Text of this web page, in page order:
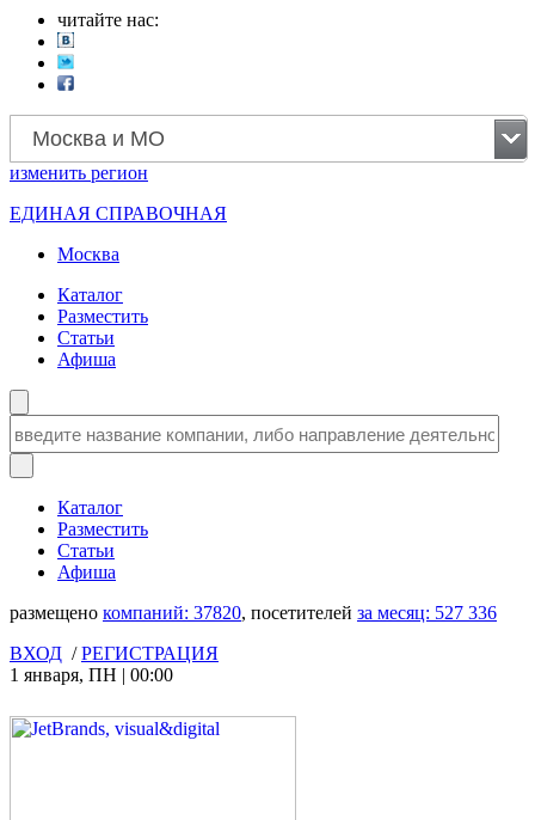
читайте нас:
Москва и МО
изменить регион
ЕДИНАЯ СПРАВОЧНАЯ
Москва
Каталог
Разместить
Статьи
Афиша
Каталог
Разместить
Статьи
Афиша
размещено компаний: 37820, посетителей за месяц: 527 336
ВХОД /РЕГИСТРАЦИЯ
1 января, ПН | 00:00